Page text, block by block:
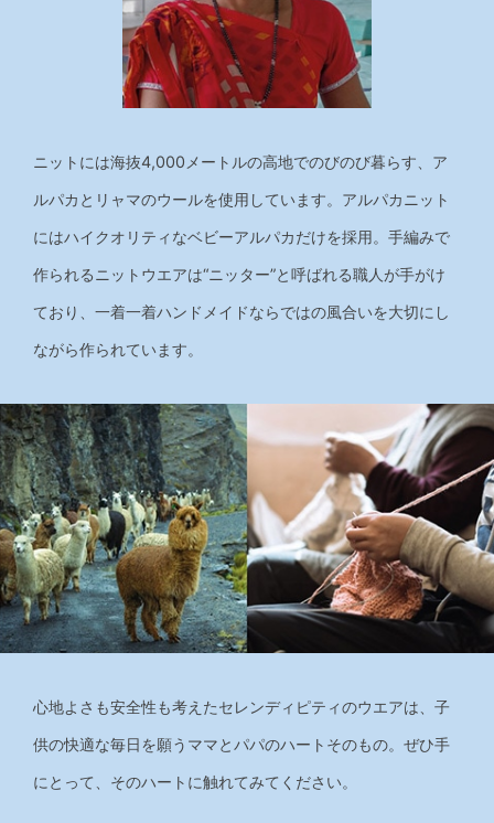
ニットには海抜4,000メートルの高地でのびのび暮らす、ア
ルパカとリャマのウールを使用しています。アルパカニット
にはハイクオリティなベビーアルパカだけを採用。手編みで
作られるニットウエアは“ニッター”と呼ばれる職人が手がけ
ており、一着一着ハンドメイドならではの風合いを大切にし
ながら作られています。
心地よさも安全性も考えたセレンディピティのウエアは、子
供の快適な毎日を願うママとパパのハートそのもの。ぜひ手
にとって、そのハートに触れてみてください。